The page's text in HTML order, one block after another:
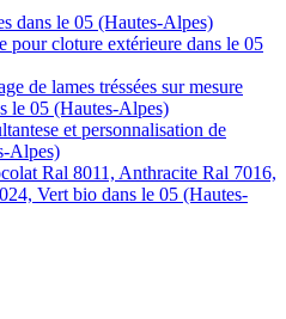
dans le 05 (Hautes-Alpes)
pour cloture extérieure dans le 05
de lames tréssées sur mesure
le 05 (Hautes-Alpes)
et personnalisation de
Alpes)
Ral 8011, Anthracite Ral 7016,
Vert bio dans le 05 (Hautes-